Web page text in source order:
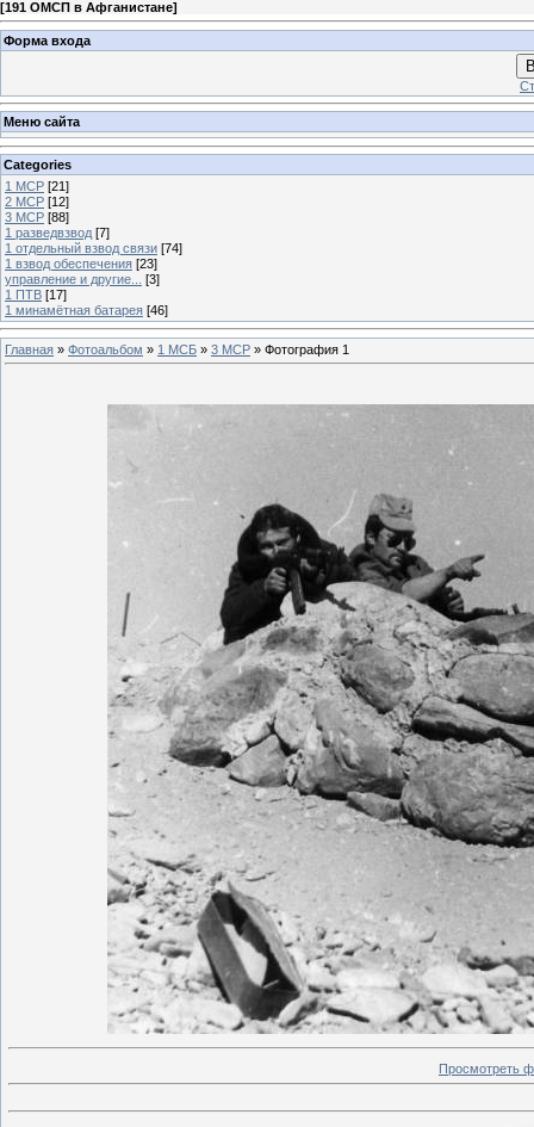
[191 ОМСП в Афганистане]
Форма входа
Меню сайта
Categories
1 МСР [21]
2 МСР [12]
3 МСР [88]
1 разведвзвод [7]
1 отдельный взвод связи [74]
1 взвод обеспечения [23]
управление и другие...
[3]
1 ПТВ [17]
1 минамётная батарея [46]
Главная » Фотоальбом » 1 МСБ » 3 МСР » Фотография 1
Просмотреть